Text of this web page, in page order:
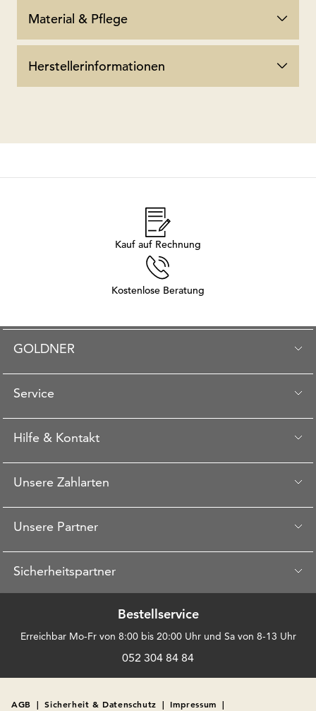
Material & Pflege
Herstellerinformationen
Kauf auf Rechnung
Kostenlose Beratung
GOLDNER
Service
Hilfe & Kontakt
Unsere Zahlarten
Unsere Partner
Sicherheitspartner
Bestellservice
Erreichbar Mo-Fr von 8:00 bis 20:00 Uhr und Sa von 8-13 Uhr
052 304 84 84
AGB | Sicherheit & Datenschutz | Impressum |